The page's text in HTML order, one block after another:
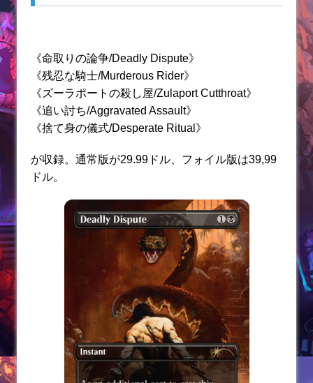
《命取りの論争/Deadly Dispute》
《残忍な騎士/Murderous Rider》
《ズーラポートの殺し屋/Zulaport Cutthroat》
《追い討ち/Aggravated Assault》
《捨て身の儀式/Desperate Ritual》
が収録。通常版が29.99ドル、フォイル版は39,99
ドル。